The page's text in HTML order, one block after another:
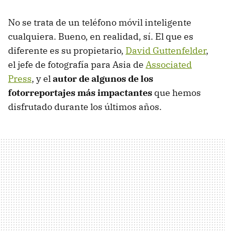
No se trata de un teléfono móvil inteligente
cualquiera. Bueno, en realidad, sí. El que es
diferente es su propietario, David Guttenfelder,
el jefe de fotografía para Asia de Associated
Press, y elautor de algunos de los
fotorreportajes más impactantes que hemos
disfrutado durante los últimos años.